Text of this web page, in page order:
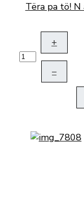
Tëra pa tö! N
+
–